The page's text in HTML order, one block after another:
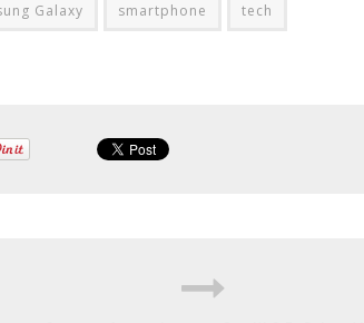
Galaxy smartphone tech